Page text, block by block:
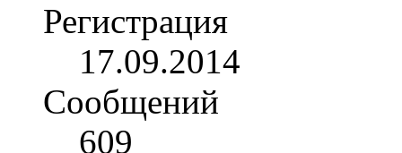
Регистрация
17.09.2014
Сообщений
609